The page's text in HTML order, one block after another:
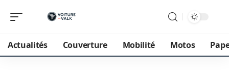
Actualités Couverture Mobilité Motos